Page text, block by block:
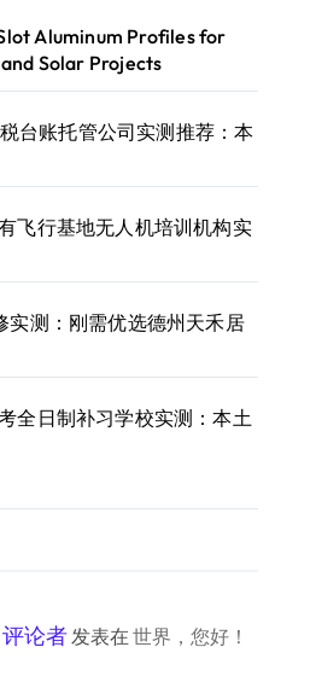
Aluminum Profiles for
Solar Projects
台账托管公司实测推荐：本
飞行基地无人机培训机构实
实测：刚需优选德州天禾居
全日制补习学校实测：本土
论者发表在 世界，您好！